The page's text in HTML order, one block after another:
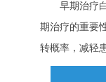
早期治疗白
期治疗的重要
转概率，减轻